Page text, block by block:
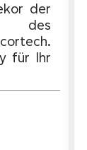
der
des
für Ihr